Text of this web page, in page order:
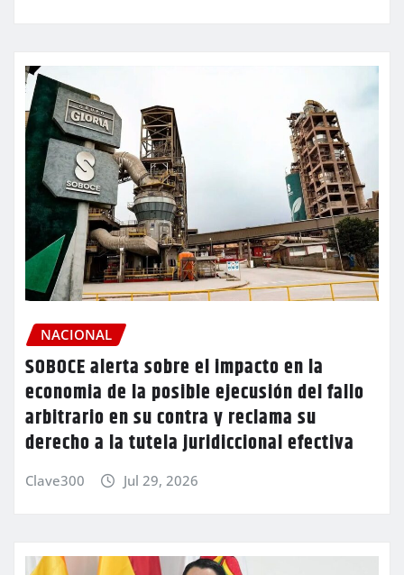
NACIONAL
SOBOCE alerta sobre el impacto en la
economia de la posible ejecusión del fallo
arbitrario en su contra y reclama su
derecho a la tutela juridiccional efectiva
Clave300 Jul 29, 2026